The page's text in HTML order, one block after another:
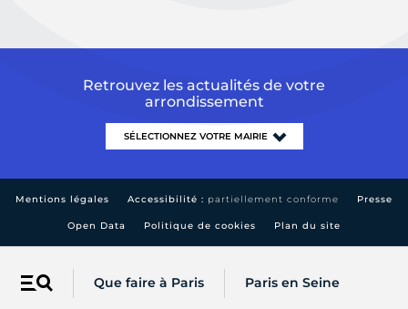
Menu Que faire à Paris Paris en Seine
Retrouvez les actualités de votre
arrondissement
Mentions légales Accessibilité : partiellement conforme Presse
Open Data Politique de cookies Plan du site